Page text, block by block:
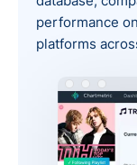
performance
platforms